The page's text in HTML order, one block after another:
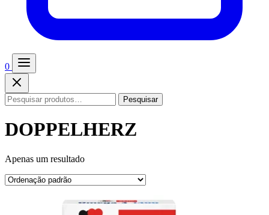
0
Pesquisar
DOPPELHERZ
Apenas um resultado